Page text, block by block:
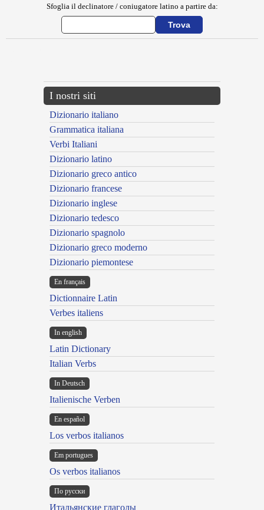
Sfoglia il declinatore / coniugatore latino a partire da:
I nostri siti
Dizionario italiano
Grammatica italiana
Verbi Italiani
Dizionario latino
Dizionario greco antico
Dizionario francese
Dizionario inglese
Dizionario tedesco
Dizionario spagnolo
Dizionario greco moderno
Dizionario piemontese
En français
Dictionnaire Latin
Verbes italiens
In english
Latin Dictionary
Italian Verbs
In Deutsch
Italienische Verben
En español
Los verbos italianos
Em portugues
Os verbos italianos
По русски
Итальянские глаголы